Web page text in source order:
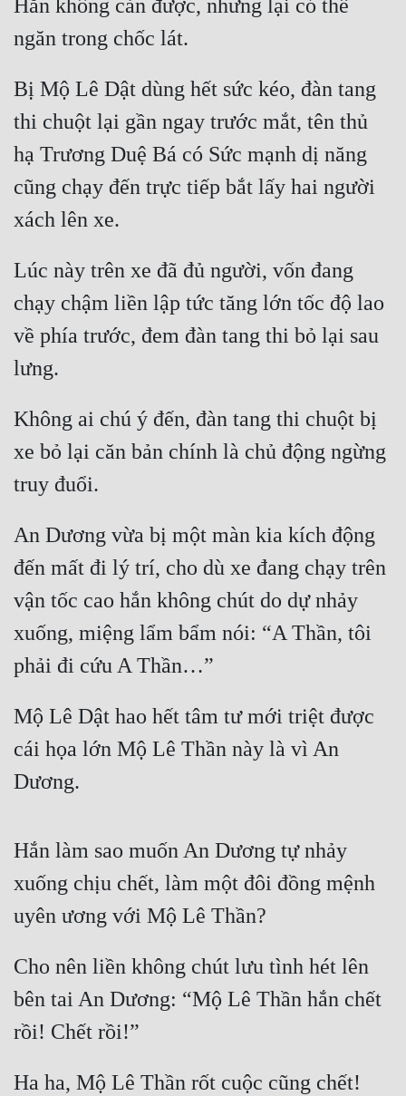
Đẹp
Tính Cách Nhân Vật :
Cơ Trí
Sát Phạt Quyết Đoán
Vô Sỉ
Điềm Đạm
Hắn không cản được, nhưng lại có thể
ngăn trong chốc lát.
Bị Mộ Lê Dật dùng hết sức kéo, đàn tang
thi chuột lại gần ngay trước mắt, tên thủ
hạ Trương Duệ Bá có Sức mạnh dị năng
cũng chạy đến trực tiếp bắt lấy hai người
xách lên xe.
Lúc này trên xe đã đủ người, vốn đang
chạy chậm liền lập tức tăng lớn tốc độ lao
về phía trước, đem đàn tang thi bỏ lại sau
lưng.
Không ai chú ý đến, đàn tang thi chuột bị
xe bỏ lại căn bản chính là chủ động ngừng
truy đuổi.
An Dương vừa bị một màn kia kích động
đến mất đi lý trí, cho dù xe đang chạy trên
vận tốc cao hắn không chút do dự nhảy
xuống, miệng lẩm bẩm nói: “A Thần, tôi
phải đi cứu A Thần…”
Mộ Lê Dật hao hết tâm tư mới triệt được
cái họa lớn Mộ Lê Thần này là vì An
Dương.
Hắn làm sao muốn An Dương tự nhảy
xuống chịu chết, làm một đôi đồng mệnh
uyên ương với Mộ Lê Thần?
Cho nên liền không chút lưu tình hét lên
bên tai An Dương: “Mộ Lê Thần hắn chết
rồi! Chết rồi!”
Ha ha, Mộ Lê Thần rốt cuộc cũng chết!